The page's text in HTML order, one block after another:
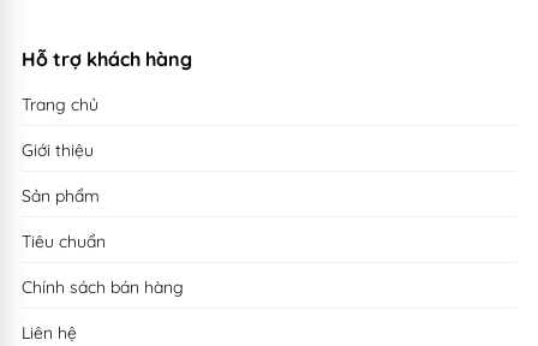
Hỗ trợ khách hàng
Trang chủ
Giới thiệu
Sản phẩm
Tiêu chuẩn
Chính sách bán hàng
Liên hệ